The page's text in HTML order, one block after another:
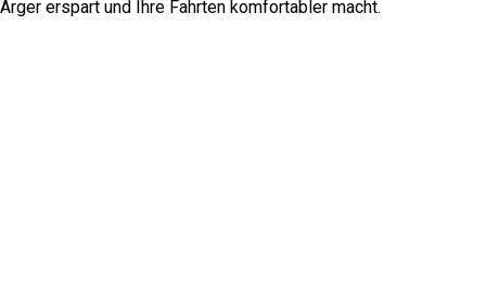
Ärger erspart und Ihre Fahrten komfortabler macht.